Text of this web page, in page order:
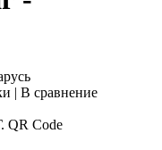
| В сравнение